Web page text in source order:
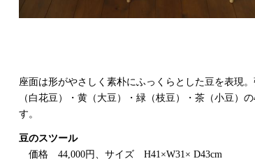
座面は形がやさしく素朴にふっくらとした豆を表現
（白花豆）・黄（大豆）・緑（枝豆）・茶（小豆）
す。
豆のスツール
価格 44,000円、サイズ H41×W31× D43cm